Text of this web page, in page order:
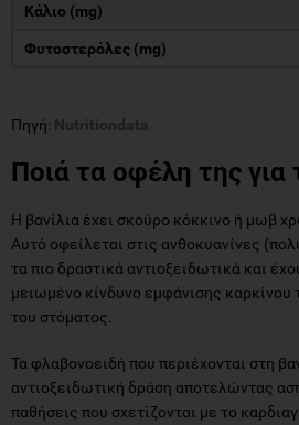
Κάλιο (mg)
Φυτοστερόλες (mg)
Πηγή: Nutritiondata
Ποιά τα οφέλη της για
Η βανίλια έχει σκούρο κόκκινο ή μωβ
Αυτό οφείλεται στις ανθοκυανίνες
τα πιο δραστικά αντιοξειδωτικά και
μειωμένο κίνδυνο εμφάνισης καρκίνου
του στόματος.
Τα φλαβονοειδή που περιέχονται στη
αντιοξειδωτική δράση αποτελώντας
παθήσεις που σχετίζονται με το